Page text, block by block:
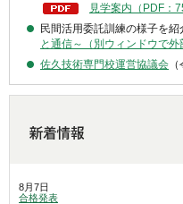
見学案内（PDF：
民間活用委託訓練の様子を紹
と通信～（別ウィンドウで外
佐久技術専門校運営協議会
8月7日
合格発表